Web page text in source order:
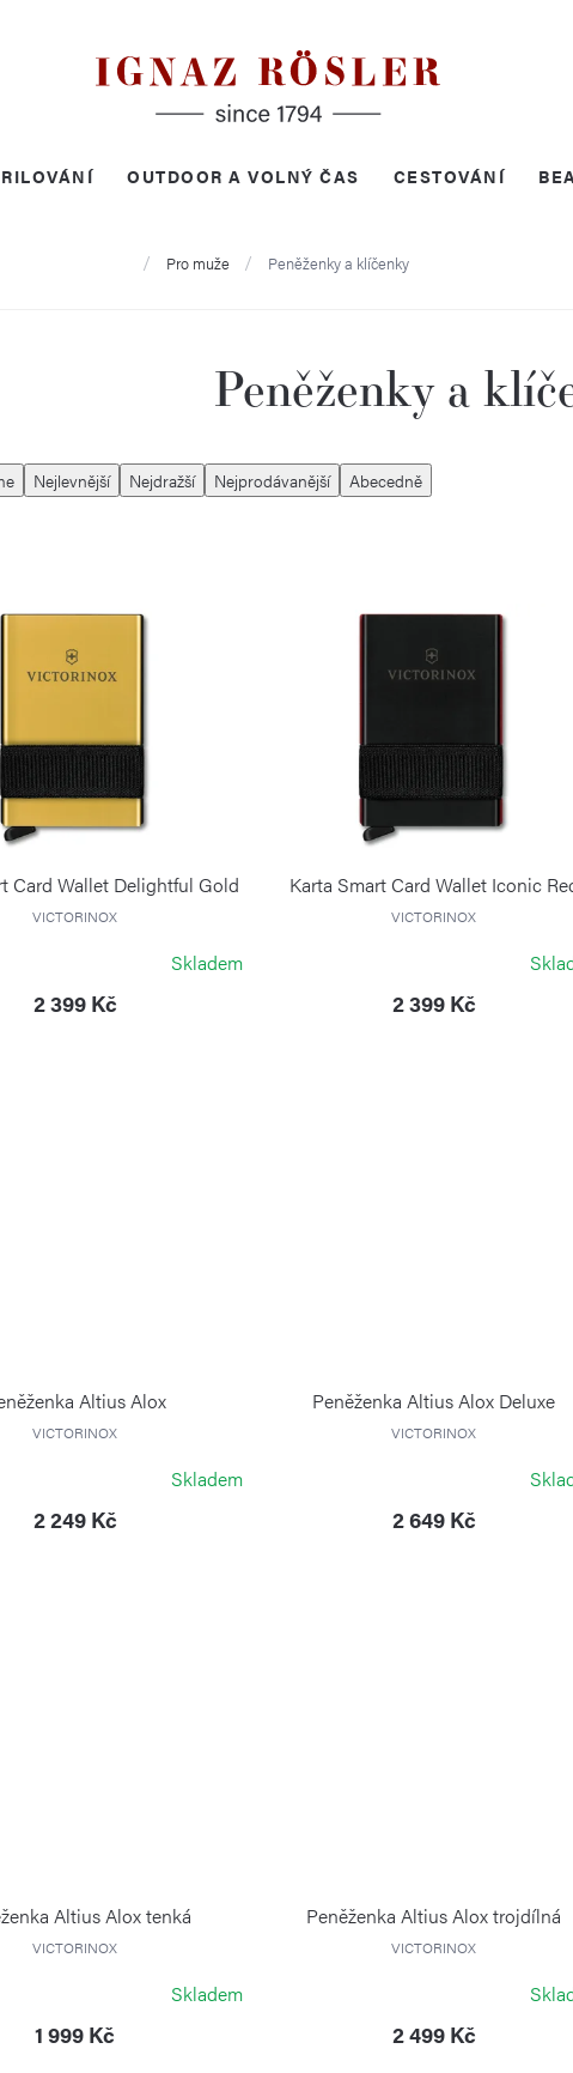
OUTDOOR A VOLNÝ ČAS CESTOVÁNÍ
Domů Pro muže Peněženky a klíčenky
Peněženky a
Nejlevnější Nejdražší Nejprodávanější Abecedně
Card Wallet Delightful Gold
VICTORINOX
Skladem
2 399 Kč
Karta Smart Card Wallet Iconic
VICTORINOX
2 399 Kč
Altius Alox
VICTORINOX
Skladem
2 249 Kč
Peněženka Altius Alox Deluxe
VICTORINOX
2 649 Kč
Altius Alox tenká
VICTORINOX
Skladem
1 999 Kč
Peněženka Altius Alox trojdílná
VICTORINOX
2 499 Kč